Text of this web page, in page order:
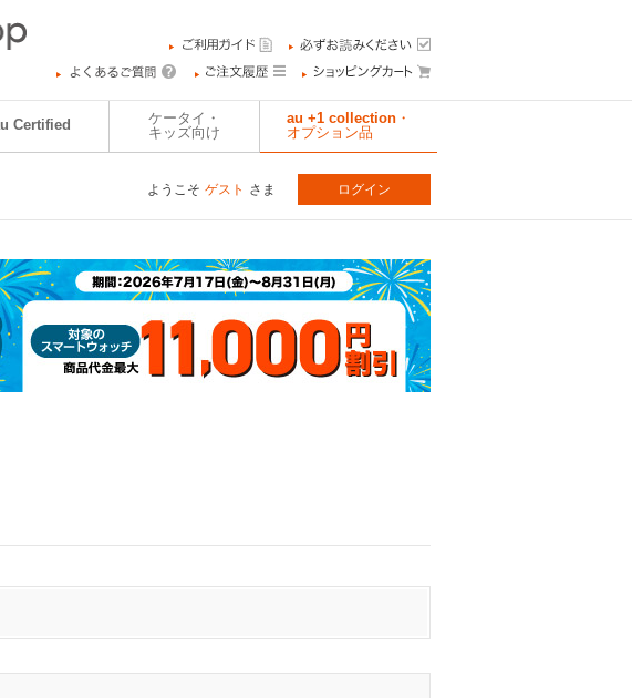
Certified
ケータイ・
キッズ向け
au +1 collection・
オプション品
ようこそ ゲスト さま ログイン